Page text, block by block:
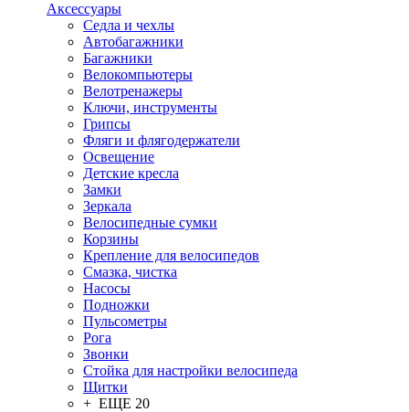
Аксессуары
Седла и чехлы
Автобагажники
Багажники
Велокомпьютеры
Велотренажеры
Ключи, инструменты
Грипсы
Фляги и флягодержатели
Освещение
Детские кресла
Замки
Зеркала
Велосипедные сумки
Корзины
Крепление для велосипедов
Смазка, чистка
Насосы
Подножки
Пульсометры
Рога
Звонки
Стойка для настройки велосипеда
Щитки
+ ЕЩЕ 20